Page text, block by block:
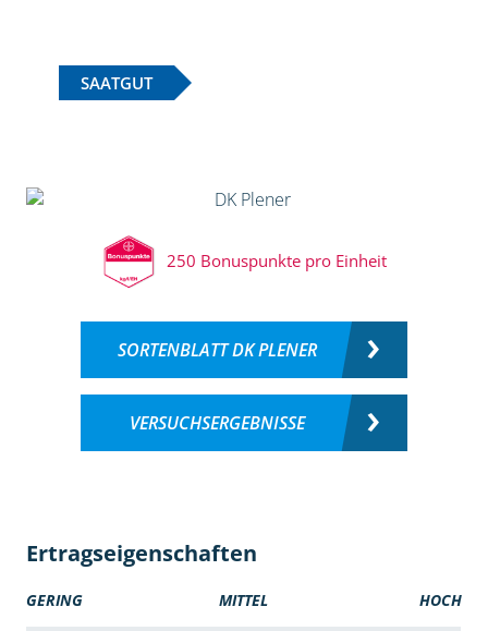
SAATGUT
250 Bonuspunkte pro Einheit
SORTENBLATT DK PLENER
VERSUCHSERGEBNISSE
Ertragseigenschaften
GERING MITTEL HOCH